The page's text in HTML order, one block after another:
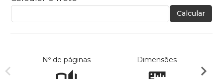
Calcular
Nº de páginas Dimensões